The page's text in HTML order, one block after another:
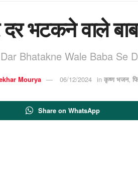
भटकने वाले
Bhatakne Wale Baba Se
Mourya 06/12/2024 in कृष्ण भजन,
Share on WhatsApp